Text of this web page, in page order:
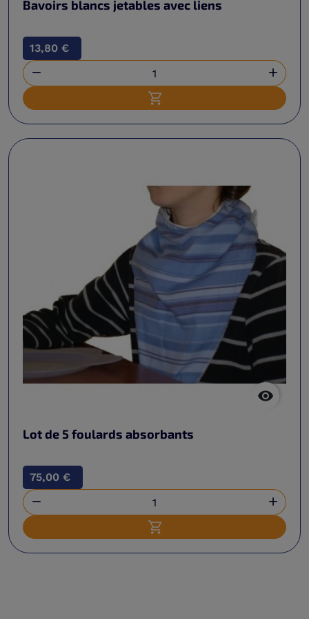
Bavoirs blancs jetables avec liens
13,80 €
 
Ajouter au panier

Lot de 5 foulards absorbants
75,00 €
 
Ajouter au panier